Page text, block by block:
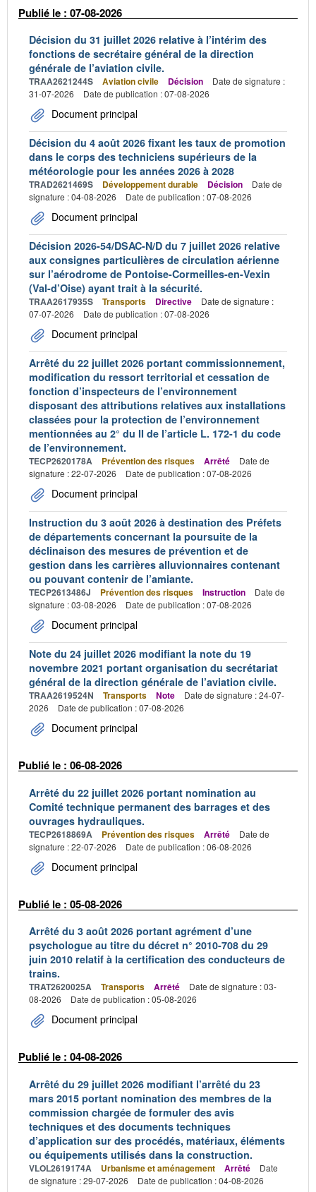
Publié le : 07-08-2026
Décision du 31 juillet 2026 relative à l’intérim des
fonctions de secrétaire général de la direction
générale de l’aviation civile.
TRAA2621244S Aviation civile Décision
Date de signature :
31-07-2026
Date de publication : 07-08-2026
Document principal
Décision du 4 août 2026 fixant les taux de promotion
dans le corps des techniciens supérieurs de la
météorologie pour les années 2026 à 2028
TRAD2621469S Développement durable Décision
Date de
signature : 04-08-2026
Date de publication : 07-08-2026
Document principal
Décision 2026-54/DSAC-N/D du 7 juillet 2026 relative
aux consignes particulières de circulation aérienne
sur l’aérodrome de Pontoise-Cormeilles-en-Vexin
(Val-d’Oise) ayant trait à la sécurité.
TRAA2617935S Transports Directive
Date de signature :
07-07-2026
Date de publication : 07-08-2026
Document principal
Arrêté du 22 juillet 2026 portant commissionnement,
modification du ressort territorial et cessation de
fonction d’inspecteurs de l’environnement
disposant des attributions relatives aux installations
classées pour la protection de l’environnement
mentionnées au 2° du II de l’article L. 172-1 du code
de l’environnement.
TECP2620178A Prévention des risques Arrêté
Date de
signature : 22-07-2026
Date de publication : 07-08-2026
Document principal
Instruction du 3 août 2026 à destination des Préfets
de départements concernant la poursuite de la
déclinaison des mesures de prévention et de
gestion dans les carrières alluvionnaires contenant
ou pouvant contenir de l’amiante.
TECP2613486J Prévention des risques Instruction
Date de
signature : 03-08-2026
Date de publication : 07-08-2026
Document principal
Note du 24 juillet 2026 modifiant la note du 19
novembre 2021 portant organisation du secrétariat
général de la direction générale de l’aviation civile.
TRAA2619524N Transports Note
Date de signature : 24-07-
2026
Date de publication : 07-08-2026
Document principal
Publié le : 06-08-2026
Arrêté du 22 juillet 2026 portant nomination au
Comité technique permanent des barrages et des
ouvrages hydrauliques.
TECP2618869A Prévention des risques Arrêté
Date de
signature : 22-07-2026
Date de publication : 06-08-2026
Document principal
Publié le : 05-08-2026
Arrêté du 3 août 2026 portant agrément d’une
psychologue au titre du décret n° 2010-708 du 29
juin 2010 relatif à la certification des conducteurs de
trains.
TRAT2620025A Transports Arrêté
Date de signature : 03-
08-2026
Date de publication : 05-08-2026
Document principal
Publié le : 04-08-2026
Arrêté du 29 juillet 2026 modifiant l’arrêté du 23
mars 2015 portant nomination des membres de la
commission chargée de formuler des avis
techniques et des documents techniques
d’application sur des procédés, matériaux, éléments
ou équipements utilisés dans la construction.
VLOL2619174A Urbanisme et aménagement Arrêté
Date
de signature : 29-07-2026
Date de publication : 04-08-2026